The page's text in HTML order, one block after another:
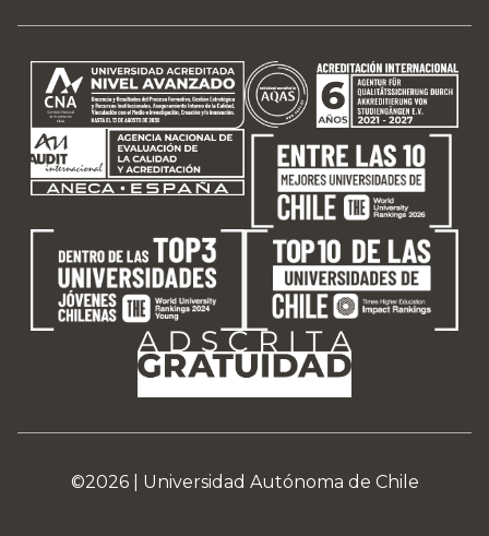
©2026 | Universidad Autónoma de Chile